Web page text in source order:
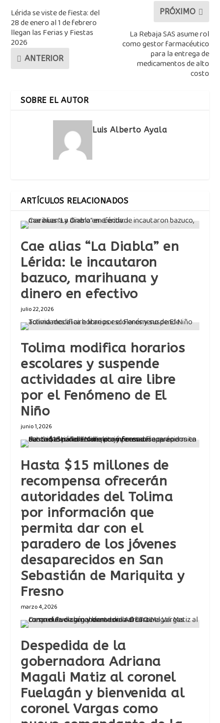
Lérida se viste de fiesta: del
28 de enero al 1 de febrero
llegan las Ferias y Fiestas
2026
ANTERIOR
PRÓXIMO
La Rebaja SAS asume rol
como gestor farmacéutico
para la entrega de
medicamentos de alto
costo
SOBRE EL AUTOR
Luis Alberto Ayala
ARTÍCULOS RELACIONADOS
Cae alias “La Diabla” en
Lérida: le incautaron
bazuco, marihuana y
dinero en efectivo
julio 22, 2026
Tolima modifica horarios
escolares y suspende
actividades al aire libre
por el Fenómeno de El
Niño
junio 1, 2026
Hasta $15 millones de
recompensa ofrecerán
autoridades del Tolima
por información que
permita dar con el
paradero de los jóvenes
desaparecidos en San
Sebastián de Mariquita y
Fresno
marzo 4, 2026
Despedida de la
gobernadora Adriana
Magali Matiz al coronel
Fuelagán y bienvenida al
coronel Vargas como